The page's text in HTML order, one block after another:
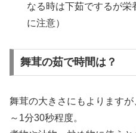
なる時は下茹でするが栄
に注意）
舞茸の茹で時間は？
舞茸の大きさにもよります
～1分30秒程度。